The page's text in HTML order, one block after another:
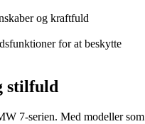
og kraftfuld
for at beskytte
stilfuld
7-serien. Med modeller som